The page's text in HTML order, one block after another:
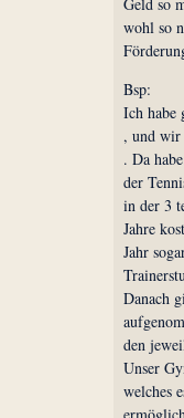
wohl so
Bsp:
Ich habe
, und wir
. Da
der
in der 3
Jahre
Jahr
Danach
den
Unser
welches